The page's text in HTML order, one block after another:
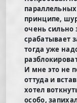
принципе,
очень сильно
срабатывает
тогда уже
И мне это не
оттуда и
хотел
особо,